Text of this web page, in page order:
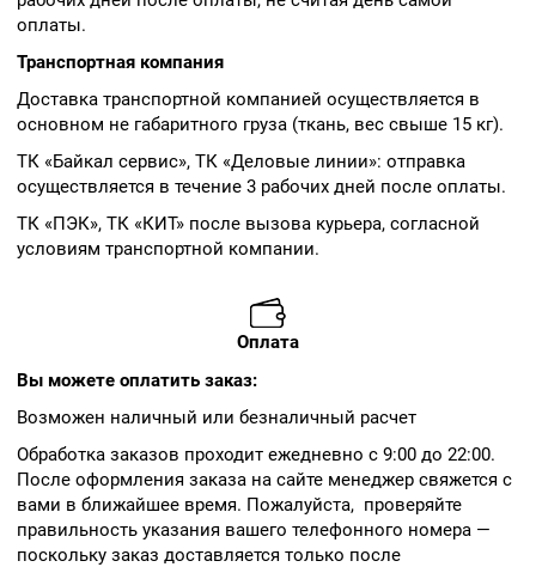
оплаты.
Транспортная компания
Доставка транспортной компанией осуществляется в
основном не габаритного груза (ткань, вес свыше 15 кг).
ТК «Байкал сервис», ТК «Деловые линии»: отправка
осуществляется в течение 3 рабочих дней после оплаты.
ТК «ПЭК», ТК «КИТ» после вызова курьера, согласной
условиям транспортной компании.
Оплата
Вы можете оплатить заказ:
Возможен наличный или безналичный расчет
Обработка заказов проходит ежедневно с 9:00 до 22:00.
После оформления заказа на сайте менеджер свяжется с
вами в ближайшее время. Пожалуйста, проверяйте
правильность указания вашего телефонного номера —
поскольку заказ доставляется только после